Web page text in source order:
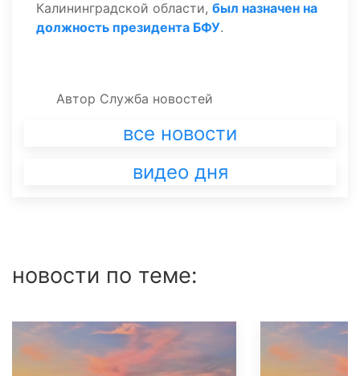
Калининградской области, был назначен на
должность президента БФУ.
Автор Служба новостей
все новости
видео дня
новости по теме: